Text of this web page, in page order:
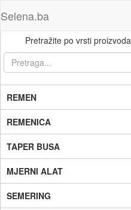
Selena.ba
Pretražite po vrsti
REMEN
REMENICA
TAPER BUSA
MJERNI ALAT
SEMERING